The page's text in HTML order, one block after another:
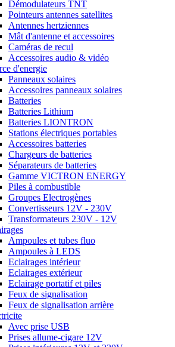
Démodulateurs TNT
Pointeurs antennes satellites
Antennes hertziennes
Mât d'antenne et accessoires
Caméras de recul
Accessoires audio & vidéo
d'energie
Panneaux solaires
Accessoires panneaux solaires
Batteries
Batteries Lithium
Batteries LIONTRON
Stations électriques portables
Accessoires batteries
Chargeurs de batteries
Séparateurs de batteries
Gamme VICTRON ENERGY
Piles à combustible
Groupes Electrogènes
Convertisseurs 12V - 230V
Transformateurs 230V - 12V
Ampoules et tubes fluo
Ampoules à LEDS
Eclairages intérieur
Eclairages extérieur
Eclairage portatif et piles
Feux de signalisation
Feux de signalisation arrière
Avec prise USB
Prises allume-cigare 12V